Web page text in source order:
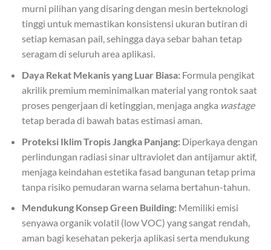
murni pilihan yang disaring dengan mesin berteknologi
tinggi untuk memastikan konsistensi ukuran butiran di
setiap kemasan pail, sehingga daya sebar bahan tetap
seragam di seluruh area aplikasi.
Daya Rekat Mekanis yang Luar Biasa:Formula pengikat
akrilik premium meminimalkan material yang rontok saat
proses pengerjaan di ketinggian, menjaga angka wastage
tetap berada di bawah batas estimasi aman.
Proteksi Iklim Tropis Jangka Panjang:Diperkaya dengan
perlindungan radiasi sinar ultraviolet dan antijamur aktif,
menjaga keindahan estetika fasad bangunan tetap prima
tanpa risiko pemudaran warna selama bertahun-tahun.
Mendukung Konsep Green Building:Memiliki emisi
senyawa organik volatil (low VOC) yang sangat rendah,
aman bagi kesehatan pekerja aplikasi serta mendukung